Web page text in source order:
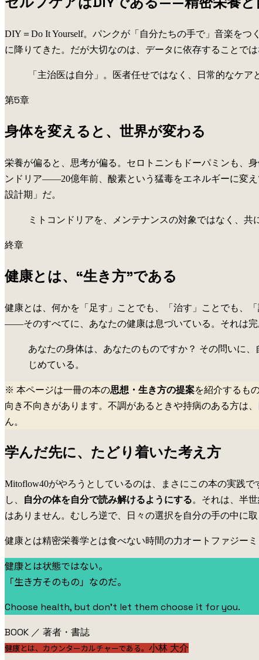
DIY＝Do It Yourself。パンクが「自分たちの手で」音楽を
に降りてきた。だが大切なのは、データに依存することで
「主治医は自分」。医者任せではなく、日常的なケ
第5章
身体を変えると、世界が変わる
栄養が偏ると、思考が偏る。セロトニンもドーパミンも、
ンドリア——20億年前、酸素という猛毒をエネルギーに変
設計期」だ。
ミトコンドリアを、メンテナンスの対象ではなく、
終章
健康とは、“生き方”である
健康とは、何かを「足す」ことでも、「治す」ことでも、
——そのすべてに、あなたの健康は息づいている。それは完
あなたの身体は、あなたのものですか？ その問いに
じめている。
※ 本ページは一冊の本の思想・生き方の提案を紹介するも
向き不向きがあります。不調があるときや持病のある方は、
ん。
学んだ先に、たどり着いた考え方
Mitoflow40がやろうとしているのは、まさにこの本の実践
し、
自分の体を自分で読み解けるようにする。それは、半
はありません。むしろ逆で、日々の選択を自分の手の中に取
健康とは精密栄養学とは食べない時間の力オートファジー
健康とは状態ではない。
「生き方そのもの」なのだ。
Choose health, but don’t let them choose it for you.
BOOK ／ 著者・書誌
健康とは、カウンターカルチャーである。 小林 大介